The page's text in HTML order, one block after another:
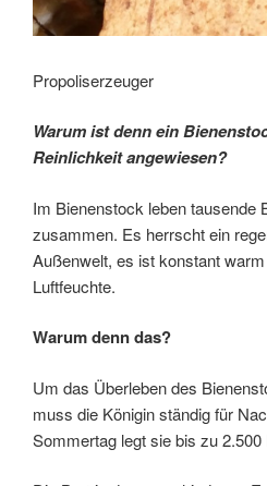
Propoliserzeuger
Warum ist denn ein
Reinlichkeit angewiesen?
Im Bienenstock leben tausende
zusammen. Es herrscht ein
Außenwelt, es ist konstant
Luftfeuchte.
Warum denn das?
Um das Überleben des
muss die Königin ständig für
Sommertag legt sie bis zu 2.500